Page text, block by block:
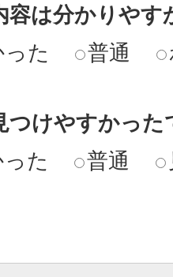
容は分かりやす
た
普通
つけやすかった
た
普通